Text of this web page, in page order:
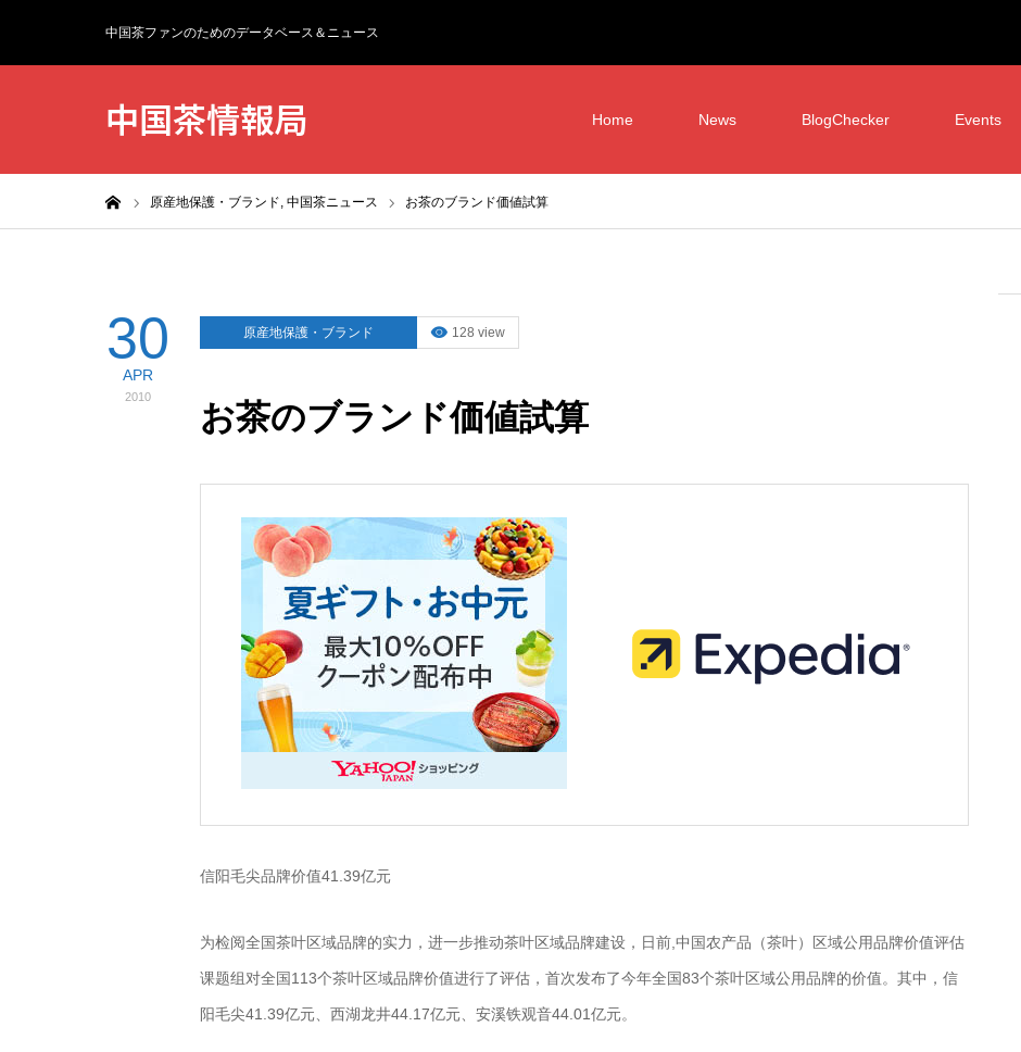
中国茶ファンのためのデータベース＆ニュース
中国茶情報局 Home News BlogChecker Events
原産地保護・ブランド, 中国茶ニュース お茶のブランド価値試算
30
APR
2010
原産地保護・ブランド 128 view
お茶のブランド価値試算
信阳毛尖品牌价值41.39亿元
为检阅全国茶叶区域品牌的实力，进一步推动茶叶区域品牌建设，日前,中国农产品（茶叶）区域公用品牌价值评估
课题组对全国113个茶叶区域品牌价值进行了评估，首次发布了今年全国83个茶叶区域公用品牌的价值。其中，信
阳毛尖41.39亿元、西湖龙井44.17亿元、安溪铁观音44.01亿元。